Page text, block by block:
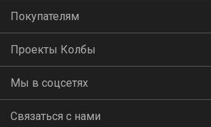
Покупателям
Проекты Колбы
Мы в соцсетях
Связаться с нами